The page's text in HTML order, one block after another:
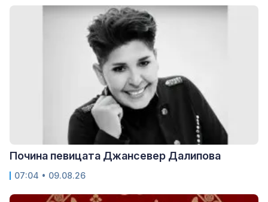
Почина певицата Джансевер Далипова
07:04 • 09.08.26